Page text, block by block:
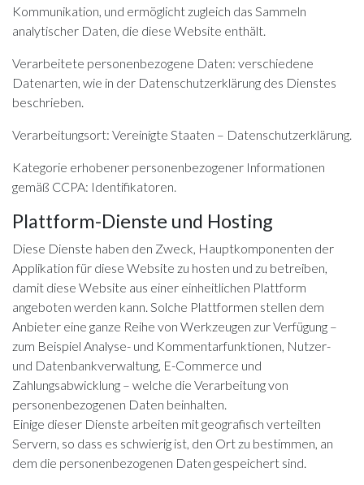
Kommunikation, und ermöglicht zugleich das Sammeln
analytischer Daten, die diese Website enthält.
Verarbeitete personenbezogene Daten: verschiedene
Datenarten, wie in der Datenschutzerklärung des Dienstes
beschrieben.
Verarbeitungsort: Vereinigte Staaten – Datenschutzerklärung.
Kategorie erhobener personenbezogener Informationen
gemäß CCPA: Identifikatoren.
Plattform-Dienste und Hosting
Diese Dienste haben den Zweck, Hauptkomponenten der
Applikation für diese Website zu hosten und zu betreiben,
damit diese Website aus einer einheitlichen Plattform
angeboten werden kann. Solche Plattformen stellen dem
Anbieter eine ganze Reihe von Werkzeugen zur Verfügung –
zum Beispiel Analyse- und Kommentarfunktionen, Nutzer-
und Datenbankverwaltung, E-Commerce und
Zahlungsabwicklung – welche die Verarbeitung von
personenbezogenen Daten beinhalten.
Einige dieser Dienste arbeiten mit geografisch verteilten
Servern, so dass es schwierig ist, den Ort zu bestimmen, an
dem die personenbezogenen Daten gespeichert sind.